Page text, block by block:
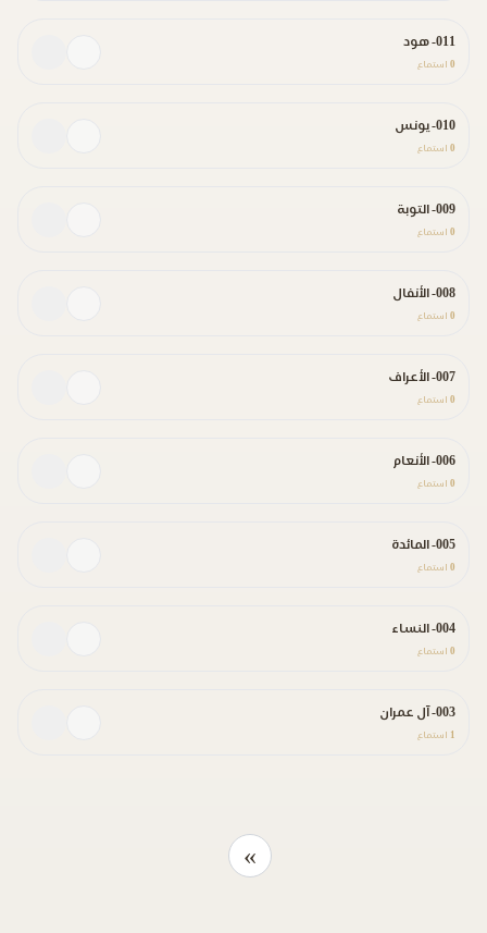
011- هود
0 استماع
010- يونس
0 استماع
009- التوبة
0 استماع
008- الأنفال
0 استماع
007- الأعراف
0 استماع
006- الأنعام
0 استماع
005- المائدة
0 استماع
004- النساء
0 استماع
003- آل عمران
1 استماع
»